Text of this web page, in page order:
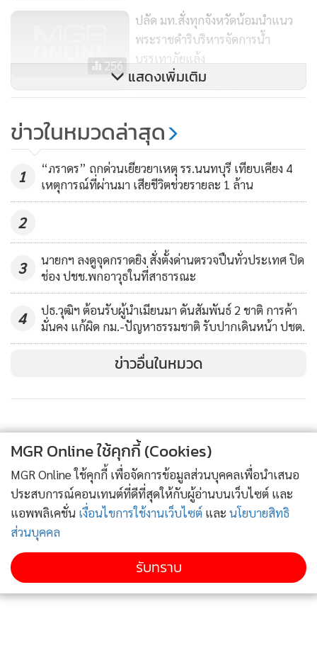
ก็ได้ ปัจจุบัน มีเกษตรกรบางพื้นที่ได้รวมตัวกันในรูปกลุ่ม
เกษตรกรตามลักษณะอาชีพหรือจัดตั้งเป็นสหกรณ์การเกษตร
หรือการจัดตั้งวิสาหกิจชุมชนอย่างได้ผลดีซึ่งกลุ่มเกษตรกรเหล่านี้
จะมีความเข้มแข็งกว่าเกษตรกรรายบุคคลทั่วไป บางกลุ่มสามารถ
บริหารงานดูแลสมาชิกในกลุ่มได้ดี มีการใช้ความรู้ทางด้านการ
ทำให้มีรายได้ครัวเรือนมากขึ้นเพียงพอต่อค่าใช้จ่ายหรือค่าครอง
จึงขอให้คนที่อยู่ในพื้นที่ได้ช่วยสนับสนุนกลุ่มเกษตรกรเหล่านั้น
ให้เป็นต้นแบบหรือขอมาเป็นวิทยากรขยายผลการรวมกลุ่มใน
ราชดำริประการหนึ่งของในหลวง ร.๙ ต่อไป กระทรวงเกษตร
และสหกรณ์ของเรา จะพยายามจัดสรรงบประมาณให้เกษตรกร
ที่สามารถรวมตัวเป็นกลุ่มที่เข้มแข็งแล้วได้มีงบประมาณหรือ
ปัจจัยการผลิตด้าน การเกษตรประจำกลุ่มเป็นกรณีพิเศษด้วยจึง
ขอให้ท่าน ปลัด กษ.ได้มอบหมายท่านรองปลัดกระทรวงและ
อธิบดีที่เกี่ยวข้องได้เร่งจัดทำข้อมูล (big data) กลุ่มเกษตรกรดัง
กอง ของกษ.หรือให้กระทรวงอื่นๆนำไปจัดทำโครงการประสาน
ต่อไปนี้ ชาวกระทรวงเกษตรและสหกรณ์ที่อยู่ในพื้นที่จังหวัด/
อำเภอและตำบลหมู่บ้านจะต้องร่วมกันทำงานในพื้นที่เดียวกัน
ตามความเชี่ยวชาญของแต่ละท่านไม่แยกส่วนไม่แยกกรมกอง
แต่ทุกคนจะมีเป้าหมายเดียวกันคือการทำงานเพื่อช่วยเหลือ
เกษตรกรแบบครบวงจร อนึ่ง หากพวกเราโดยเฉพาะผู้ที่อยู่ใน
พื้นที่ต่างๆ ทั่วประเทศมีปัญหาอุปสรรคในการทำงานหรือมีข้อ
เสนอแนะหรือมีโครงการที่ประสบผลสำเร็จในการดำเนินงาน
256
ปลัด มท.สั่งทุกจังหวัดน้อมนำแนว
พระราชดำริบริหารจัดการน้ำ
บรรเทาภัยแล้ง
3,104
สุดทนยางเหลือกิโลกรัมละ 12 บาท
“นายกฯ ตู่” ช่วยจ่ายชดเชย
แสดงเพิ่มเติม
ข่าวในหมวดล่าสุด
1
“ภราดร” ถกด่วนเยียวยาเหตุ รร.นนทบุรี เทียบเคียง 4
เหตุการณ์ที่ผ่านมา เสียชีวิตช่วยรายละ 1 ล้าน
2
3
นายกฯ ลงดูจุดกราดยิง สั่งตั้งด่านตรวจปืนทั่วประเทศ ปิด
ช่อง ปชช.พกอาวุธในที่สาธารณะ
4
ปธ.วุฒิฯ ต้อนรับผู้นำเมียนมา ดันสัมพันธ์ 2 ชาติ การค้า
มั่นคง แก้ผิด กม.-ปัญหาธรรมชาติ รับปากเดินหน้า ปชต.
ข่าวอื่นในหมวด
MGR Online ใช้คุกกี้ (Cookies)
MGR Online ใช้คุกกี้ เพื่อจัดการข้อมูลส่วนบุคคลเพื่อนำเสนอ
ประสบการณ์คอนเทนต์ที่ดีที่สุดให้กับผู้อ่านบนเว็บไซต์ และ
แอพพลิเคชั่น เงื่อนไขการใช้งานเว็บไซต์ และ นโยบายสิทธิ
ส่วนบุคคล
รับทราบ